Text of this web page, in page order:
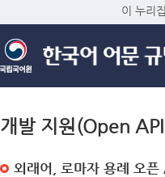
이 누리
개발 지원(Open
외래어, 로마자 용례 오픈